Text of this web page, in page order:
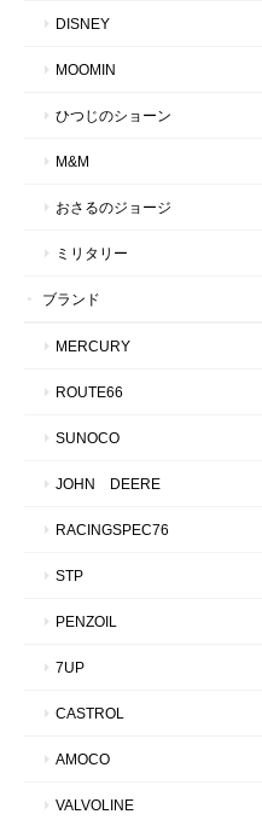
DISNEY
MOOMIN
ひつじのショーン
M&M
おさるのジョージ
ミリタリー
ブランド
MERCURY
ROUTE66
SUNOCO
JOHN DEERE
RACINGSPEC76
STP
PENZOIL
7UP
CASTROL
AMOCO
VALVOLINE